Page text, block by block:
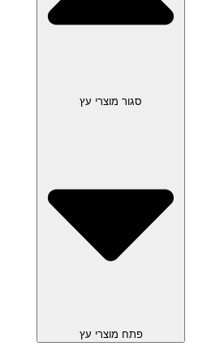
סגור מוצרי עץ
פתח מוצרי עץ